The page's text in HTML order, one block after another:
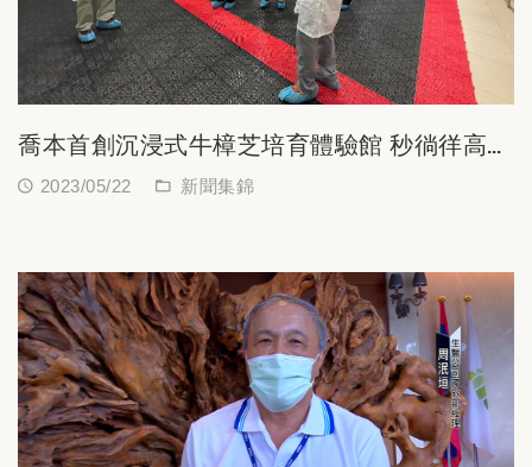
喬本首創沉浸式牛樟芝培育體驗館 秒徜徉高山
森林芬多精中
2023/05/22 新聞集錦